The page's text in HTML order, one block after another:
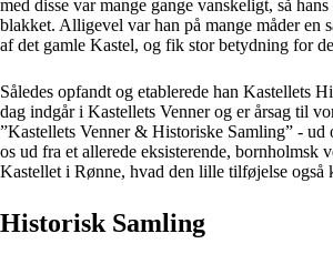
med disse var mange gange vanskeligt, så
blakket. Alligevel var han på mange måder en
af det gamle Kastel, og fik stor betydning for
Således opfandt og etablerede han Kastellets
dag indgår i Kastellets Venner og er årsag til
”Kastellets Venner & Historiske Samling” - ud
os ud fra et allerede eksisterende, bornholmsk
Kastellet i Rønne, hvad den lille tilføjelse også
Historisk Samling